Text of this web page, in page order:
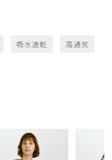
吸水速乾 高通気